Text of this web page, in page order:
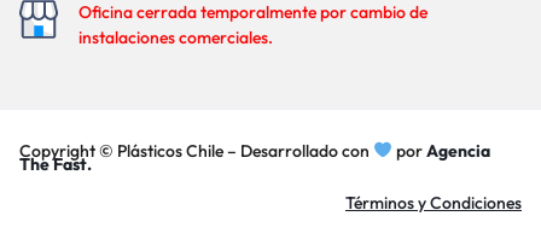
Oficina cerrada temporalmente por cambio de
instalaciones comerciales.
Copyright © Plásticos Chile – Desarrollado con porAgencia
The Fast.
Términos y Condiciones